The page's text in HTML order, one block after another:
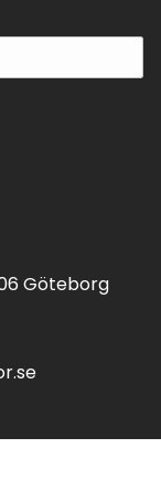
Göteborg